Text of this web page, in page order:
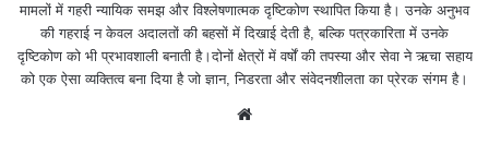
मामलों में गहरी न्यायिक समझ और विश्लेषणात्मक दृष्टिकोण स्थापित किया है। उनके अनुभव
की गहराई न केवल अदालतों की बहसों में दिखाई देती है, बल्कि पत्रकारिता में उनके
दृष्टिकोण को भी प्रभावशाली बनाती है।दोनों क्षेत्रों में वर्षों की तपस्या और सेवा ने ऋचा सहाय
को एक ऐसा व्यक्तित्व बना दिया है जो ज्ञान, निडरता और संवेदनशीलता का प्रेरक संगम है।